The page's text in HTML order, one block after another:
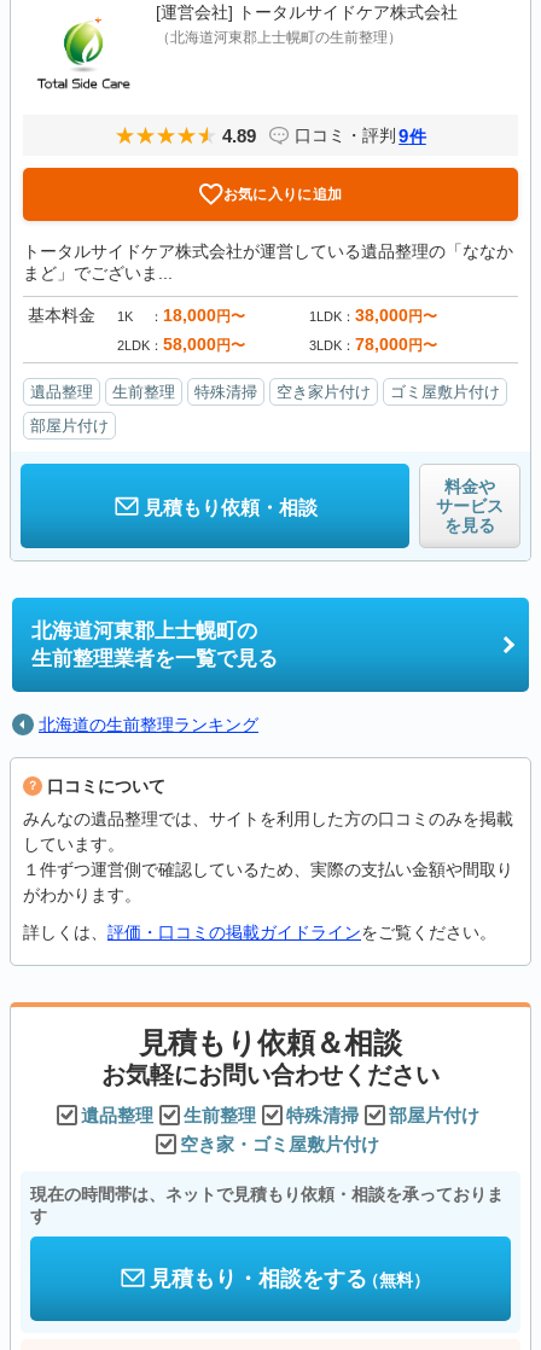
[運営会社] トータルサイドケア株式会社
（北海道河東郡上士幌町の生前整理）
4.89 口コミ・評判 9件
お気に入りに追加
トータルサイドケア株式会社が運営している遺品整理の「ななか
まど」でございま...
基本料金 1K 18,000円〜 1LDK 38,000円〜
2LDK 58,000円〜 3LDK 78,000円〜
遺品整理 生前整理 特殊清掃 空き家片付け
ゴミ屋敷片付け
部屋片付け
見積もり依頼・相談
料金や
サービス
を見る
北海道河東郡上士幌町の
生前整理業者を一覧で見る
北海道の生前整理ランキング
口コミについて
みんなの遺品整理では、サイトを利用した方の口コミのみを掲載
しています。
１件ずつ運営側で確認しているため、実際の支払い金額や間取り
がわかります。
詳しくは、 評価・口コミの掲載ガイドラインをご覧ください。
見積もり依頼＆相談
お気軽にお問い合わせください
遺品整理 生前整理 特殊清掃
部屋片付け
空き家・ゴミ屋敷片付け
現在の時間帯は、ネットで見積もり依頼・相談を承っておりま
す
見積もり・相談をする（無料）